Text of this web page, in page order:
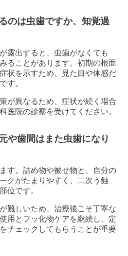
のは虫歯ですか、知覚過
露出すると、虫歯がなくても
ることがあります。初期の根面
状を示すため、見た目や体感だ
す。
が異なるため、症状が続く場合
医院の診察を受けてください。
や歯間はまた虫歯になり
す。詰め物や被せ物と、自分の
クがたまりやすく、二次う蝕
位です。
難しいため、治療後こそ丁寧な
用とフッ化物ケアを継続し、定
チェックしてもらうことが重要